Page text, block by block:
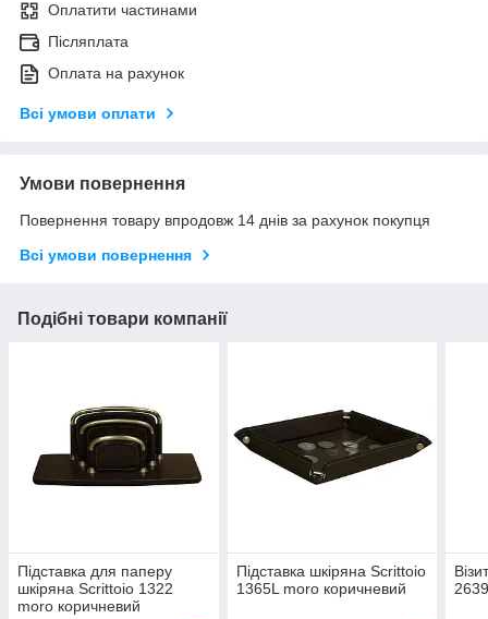
Оплатити частинами
Післяплата
Оплата на рахунок
Всі умови оплати
Умови повернення
Повернення товару впродовж 14 днів за рахунок покупця
Всі умови повернення
Подібні товари компанії
Підставка для паперу
шкіряна Scrittoio 1322
moro коричневий
Підставка шкіряна Scrittoio
1365L moro коричневий